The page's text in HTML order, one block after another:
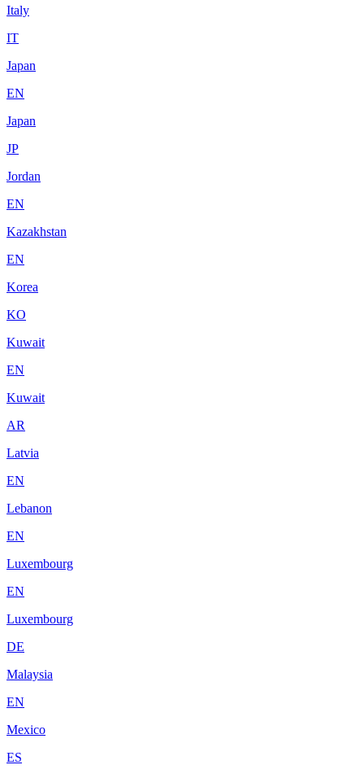
Italy
IT
Japan
EN
Japan
JP
Jordan
EN
Kazakhstan
EN
Korea
KO
Kuwait
EN
Kuwait
AR
Latvia
EN
Lebanon
EN
Luxembourg
EN
Luxembourg
DE
Malaysia
EN
Mexico
ES